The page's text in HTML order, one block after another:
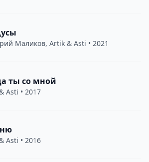
Маликов, Artik & Asti • 2021
ты со мной
Asti • 2017
Asti • 2016